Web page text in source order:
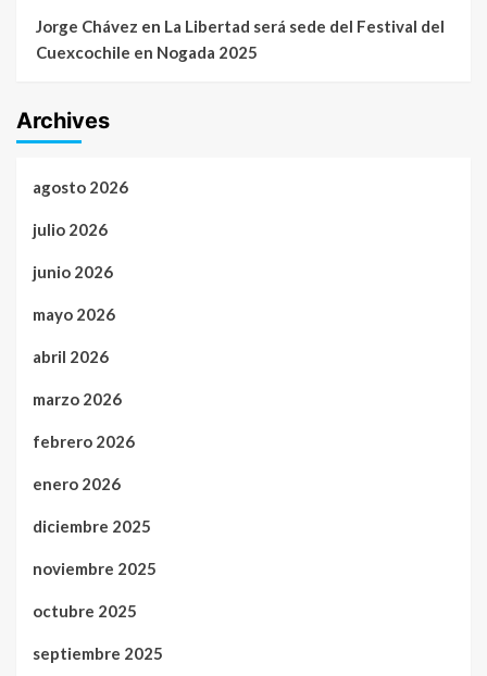
Jorge Chávez en La Libertad será sede del Festival del
Cuexcochile en Nogada 2025
Archives
agosto 2026
julio 2026
junio 2026
mayo 2026
abril 2026
marzo 2026
febrero 2026
enero 2026
diciembre 2025
noviembre 2025
octubre 2025
septiembre 2025